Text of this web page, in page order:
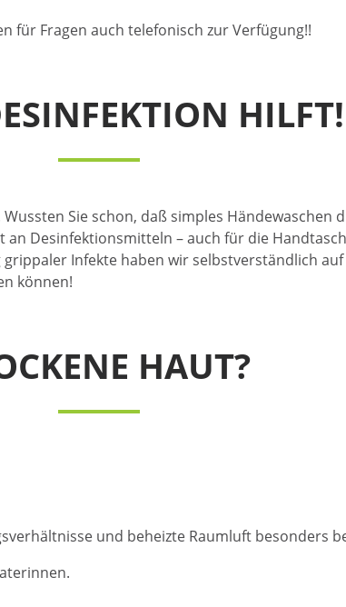
für Fragen auch telefonisch zur Verfügung!!
HILFT!
Sie schon, daß simples Händewaschen
Desinfektionsmitteln – auch für die
Infekte haben wir selbstverständlich
können!
HAUT?
und beheizte Raumluft besonders